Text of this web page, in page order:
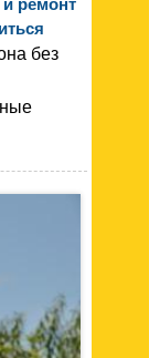
ремонт
без